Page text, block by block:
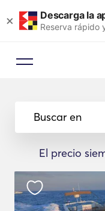
× Descarga la
Reserva rápido
Buscar en
El precio